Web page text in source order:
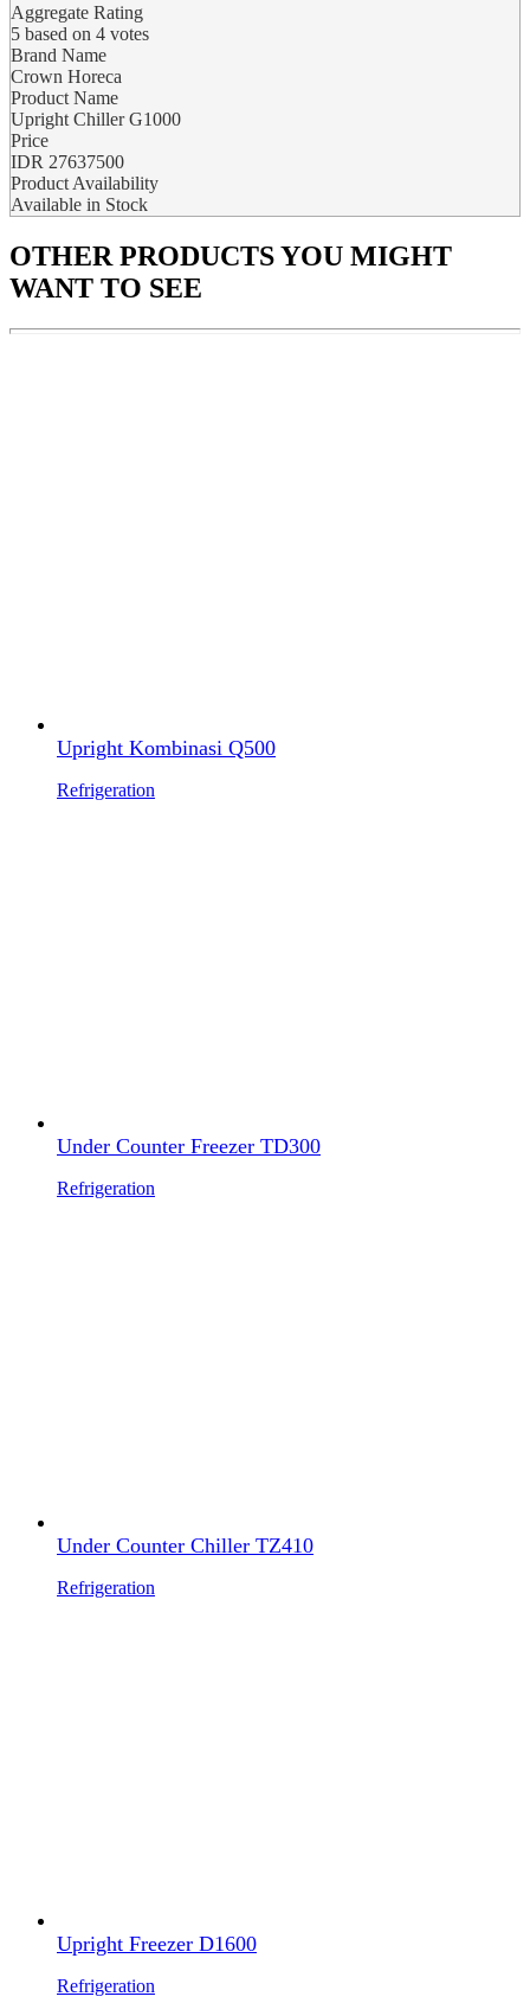
Aggregate Rating
5 based on 4 votes
Brand Name
Crown Horeca
Product Name
Upright Chiller G1000
Price
IDR 27637500
Product Availability
Available in Stock
OTHER PRODUCTSYOU MIGHT
WANT TO SEE
Upright Kombinasi Q500
Refrigeration
Under Counter Freezer TD300
Refrigeration
Under Counter Chiller TZ410
Refrigeration
Upright Freezer D1600
Refrigeration